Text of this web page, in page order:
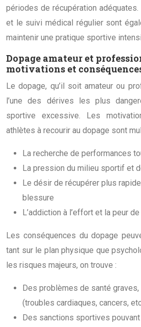
périodes de récupération
et le suivi médical régulier sont
maintenir une pratique sportive
Dopage amateur et
motivations et
Le dopage, qu’il soit amateur ou
l’une des dérives les plus
sportive excessive. Les
athlètes à recourir au dopage sont
La recherche de performances
La pression du milieu sportif et
Le désir de récupérer plus
blessure
L’addiction à l’effort et la peur
Les conséquences du dopage
tant sur le plan physique que
les risques majeurs, on trouve :
Des problèmes de santé
(troubles cardiaques, cancers,
Des sanctions sportives pouvant